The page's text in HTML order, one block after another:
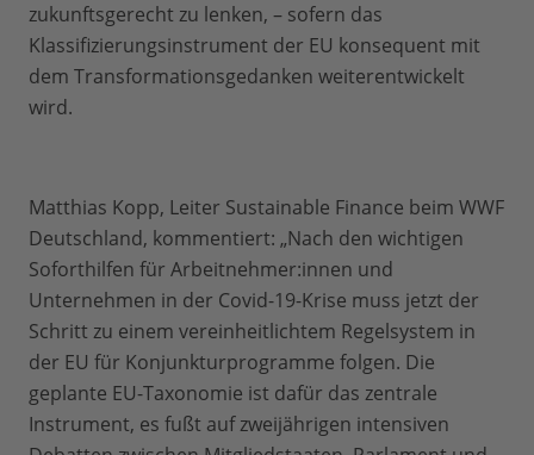
zukunftsgerecht zu lenken, – sofern das
Klassifizierungsinstrument der EU konsequent mit
dem Transformationsgedanken weiterentwickelt
wird.
Matthias Kopp, Leiter Sustainable Finance beim WWF
Deutschland, kommentiert: „Nach den wichtigen
Soforthilfen für Arbeitnehmer:innen und
Unternehmen in der Covid-19-Krise muss jetzt der
Schritt zu einem vereinheitlichtem Regelsystem in
der EU für Konjunkturprogramme folgen. Die
geplante EU-Taxonomie ist dafür das zentrale
Instrument, es fußt auf zweijährigen intensiven